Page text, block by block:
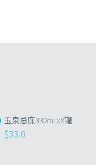
玉泉忌廉330ml x8罐
$33.0